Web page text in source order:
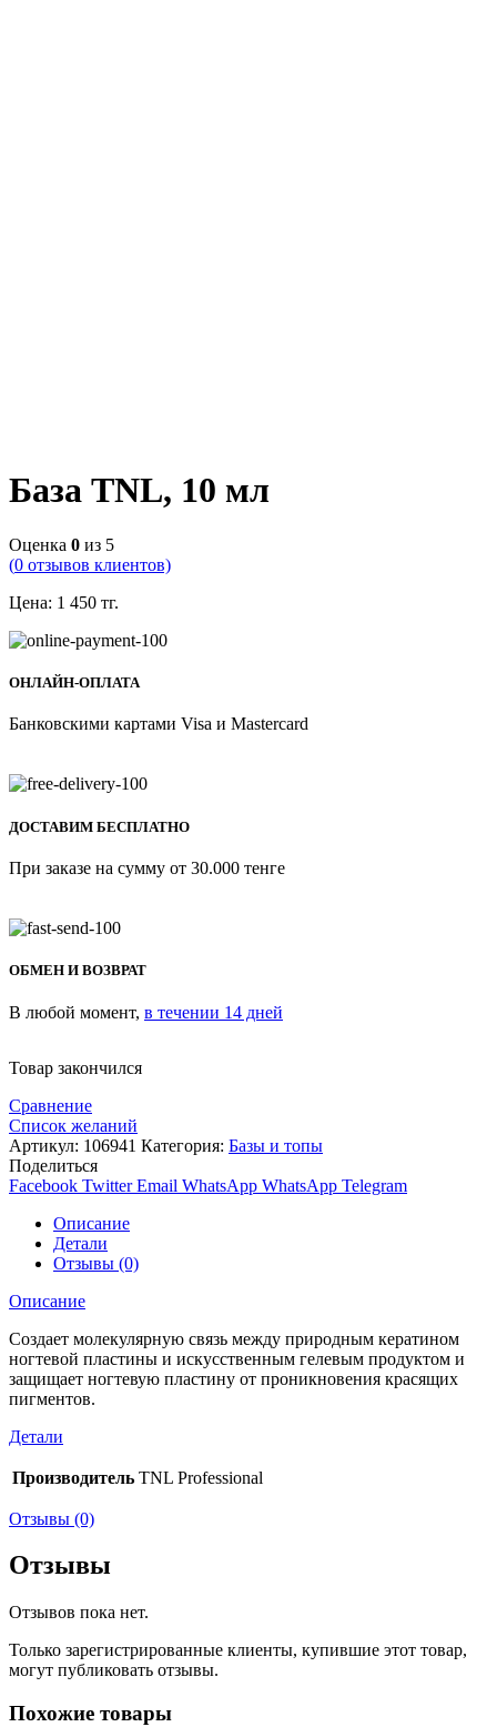
База TNL, 10 мл
Оценка 0 из 5
(0 отзывов клиентов)
Цена: 1 450 тг.
ОНЛАЙН-ОПЛАТА
Банковскими картами Visa и Mastercard
ДОСТАВИМ БЕСПЛАТНО
При заказе на сумму от 30.000 тенге
ОБМЕН И ВОЗВРАТ
В любой момент, в течении 14 дней
Товар закончился
Сравнение
Список желаний
Артикул: 106941 Категория: Базы и топы
Поделиться
Facebook Twitter Email WhatsApp WhatsApp Telegram
Описание
Детали
Отзывы (0)
Описание
Создает молекулярную связь между природным кератином
ногтевой пластины и искусственным гелевым продуктом и
защищает ногтевую пластину от проникновения красящих
пигментов.
Детали
Производитель TNL Professional
Отзывы (0)
Отзывы
Отзывов пока нет.
Только зарегистрированные клиенты, купившие этот товар,
могут публиковать отзывы.
Похожие товары